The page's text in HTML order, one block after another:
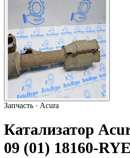
Запчасть · Acura
Катализатор
09 (01) 18160-